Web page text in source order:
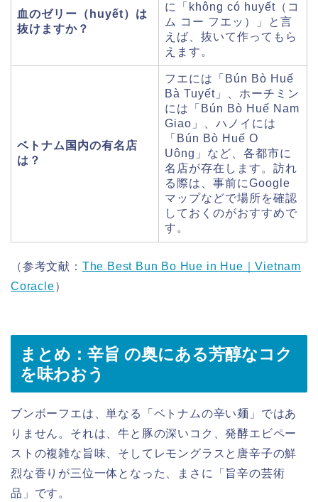
血のゼリー（huyết）は
抜けますか？
に「không có huyết（コ
ム コー フエッ）」と言
えば、抜いて作ってもら
えます。
ベトナム国内の有名店
は？
フエには「Bún Bò Huế
Bà Tuyết」、ホーチミン
には「Bún Bò Huế Nam
Giao」、ハノイには
「Bún Bò Huế O
Uông」など、各都市に
名店が存在します。訪れ
る際は、事前にGoogle
マップなどで場所を確認
しておくのがおすすめで
す。
（参考文献： The Best Bun Bo Hue in Hue｜Vietnam
Coracle）
まとめ：辛旨 の奥にある芳醇なコク
を味わおう
ブンボーフエは、単なる「ベトナムの辛い麺」ではあ
りません。それは、牛と豚の深いコク、発酵エビペー
ストの複雑な旨味、そしてレモングラスと唐辛子の鮮
烈な香りが三位一体となった、まさに「旨辛の芸術
品」です。